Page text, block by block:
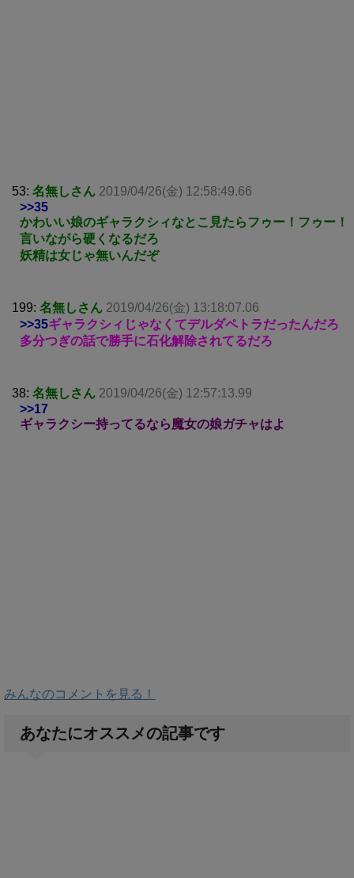
53: 名無しさん 2019/04/26(金) 12:58:49.66
>>35
かわいい娘のギャラクシィなとこ見たらフゥー！フゥー！
言いながら硬くなるだろ
妖精は女じゃ無いんだぞ
199: 名無しさん 2019/04/26(金) 13:18:07.06
>>35ギャラクシィじゃなくてデルダペトラだったんだろ
多分つぎの話で勝手に石化解除されてるだろ
38: 名無しさん 2019/04/26(金) 12:57:13.99
>>17
ギャラクシー持ってるなら魔女の娘ガチャはよ
みんなのコメントを見る！
あなたにオススメの記事です